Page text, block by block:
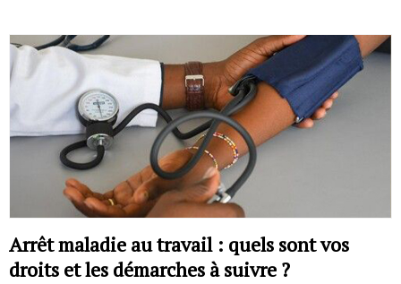
Arrêt maladie au travail : quels sont vos
droits et les démarches à suivre ?